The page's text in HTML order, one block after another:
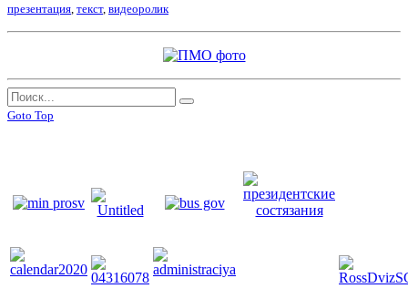
презентация текст, видеоролик
Goto Top